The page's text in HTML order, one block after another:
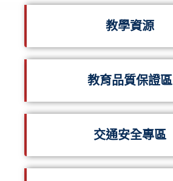
教學資源
教育品質保證區
交通安全專區